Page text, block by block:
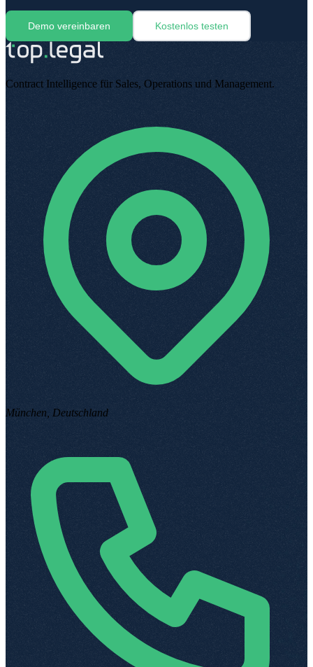
Demo vereinbaren Kostenlos testen
Contract Intelligence für Sales, Operations und Management.
München, Deutschland